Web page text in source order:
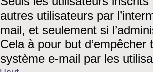
autres utilisateurs par
mail, et seulement si
Cela à pour but
système e-mail par les